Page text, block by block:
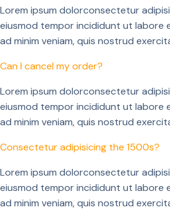
Lorem ipsum dolorconsectetur
eiusmod tempor incididunt ut labore
ad minim veniam, quis nostrud
Can I cancel my order?
Lorem ipsum dolorconsectetur
eiusmod tempor incididunt ut labore
ad minim veniam, quis nostrud
Consectetur adipisicing the 1500s?
Lorem ipsum dolorconsectetur
eiusmod tempor incididunt ut labore
ad minim veniam, quis nostrud